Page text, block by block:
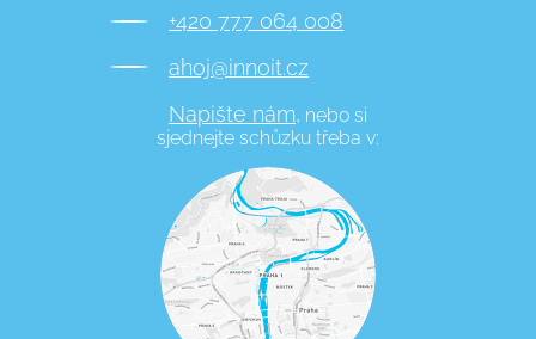
+420 777 064 008
ahoj@innoit.cz
Napište nám, nebo si
sjednejte schůzku třeba v: